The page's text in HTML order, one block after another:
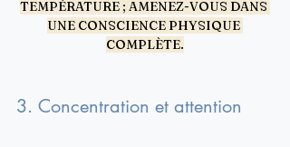
TEMPÉRATURE ; AMENEZ-VOUS DANS
UNE CONSCIENCE PHYSIQUE
COMPLÈTE.
3. Concentration et attention